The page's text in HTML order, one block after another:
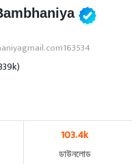
103.4k
ডাউনলোড